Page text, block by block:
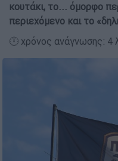
κουτάκι, το... όμορφο
περιεχόμενο και το
🕛 χρόνος ανάγνωσης: